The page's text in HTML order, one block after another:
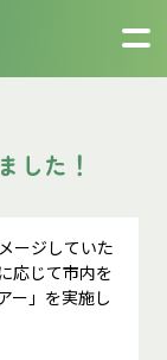
した！
ージしていた
応じて市内を
ー」を実施し